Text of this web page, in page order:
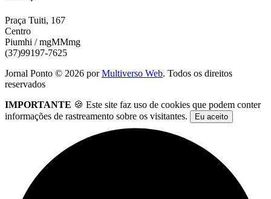
Praça Tuiti, 167
Centro
Piumhi / mgMMmg
(37)99197-7625
Jornal Ponto © 2026 porMultiverso Web. Todos os direitos
reservados
IMPORTANTE 🍪 Este site faz uso de cookies que podem conter
informações de rastreamento sobre os visitantes.
Eu aceito